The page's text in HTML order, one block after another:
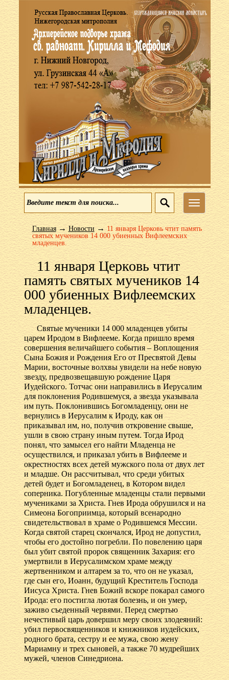
Меню
Главная→Новости→11 января Церковь чтит память
святых мучеников 14 000 убиенных Вифлеемских
младенцев.
11 января Церковь чтит
память святых мучеников 14
000 убиенных Вифлеемских
младенцев.
Святые мученики 14 000 младенцев убиты
царем Иродом в Вифлееме. Когда пришло время
совершения величайшего события – Воплощения
Сына Божия и Рождения Его от Пресвятой Девы
Марии, восточные волхвы увидели на небе новую
звезду, предвозвещавшую рождение Царя
Иудейского. Тотчас они направились в Иерусалим
для поклонения Родившемуся, а звезда указывала
им путь. Поклонившись Богомладенцу, они не
вернулись в Иерусалим к Ироду, как он
приказывал им, но, получив откровение свыше,
ушли в свою страну иным путем. Тогда Ирод
понял, что замысел его найти Младенца не
осуществился, и приказал убить в Вифлееме и
окрестностях всех детей мужского пола от двух лет
и младше. Он рассчитывал, что среди убитых
детей будет и Богомладенец, в Котором видел
соперника. Погубленные младенцы стали первыми
мучениками за Христа. Гнев Ирода обрушился и на
Симеона Богоприимца, который всенародно
свидетельствовал в храме о Родившемся Мессии.
Когда святой старец скончался, Ирод не допустил,
чтобы его достойно погребли. По повелению царя
был убит святой пророк священник Захария: его
умертвили в Иерусалимском храме между
жертвенником и алтарем за то, что он не указал,
где сын его, Иоанн, будущий Креститель Господа
Иисуса Христа. Гнев Божий вскоре покарал самого
Ирода: его постигла лютая болезнь, и он умер,
заживо съеденный червями. Перед смертью
нечестивый царь довершил меру своих злодеяний:
убил первосвященников и книжников иудейских,
родного брата, сестру и ее мужа, свою жену
Мариамну и трех сыновей, а также 70 мудрейших
мужей, членов Синедриона.